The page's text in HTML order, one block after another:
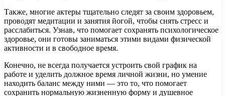
Также, многие актеры тщательно следят за своим здоровьем,
проводят медитации и занятия йогой, чтобы снять стресс и
расслабиться. Узнав, что помогает сохранять психологическое
здоровье, они готовы заниматься этими видами физической
активности и в свободное время.
Конечно, не всегда получается устроить свой график на
работе и уделить должное время личной жизни, но умение
находить баланс между ними — это то, что помогает
сохранить нормальную жизненную форму и душевное